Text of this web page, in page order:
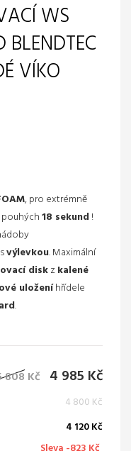
WS
VÍKO
, pro extrémně
18 sekund!
svýlevkou. Maximální
diskzkalené
uloženíhřídele
.
808 Kč 4 985 Kč
4 800 Kč
4 120 Kč